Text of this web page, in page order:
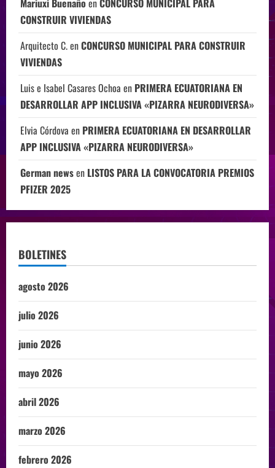
Mariuxi Buenaño enCONCURSO MUNICIPAL PARA
CONSTRUIR VIVIENDAS
Arquitecto C.enCONCURSO MUNICIPAL PARA CONSTRUIR
VIVIENDAS
Luis e Isabel Casares Ochoa en PRIMERA ECUATORIANA EN
DESARROLLAR APP INCLUSIVA «PIZARRA NEURODIVERSA»
Elvia Córdova en PRIMERA ECUATORIANA EN DESARROLLAR
APP INCLUSIVA «PIZARRA NEURODIVERSA»
German newsen LISTOS PARA LA CONVOCATORIA PREMIOS
PFIZER 2025
BOLETINES
agosto 2026
julio 2026
junio 2026
mayo 2026
abril 2026
marzo 2026
febrero 2026